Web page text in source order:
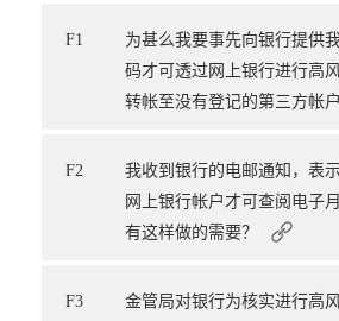
F1
为甚么我要事先向银行提供
码才可透过网上银行进行高
转帐至没有登记的第三方帐户
F2
我收到银行的电邮通知，表
网上银行帐户才可查阅电子
有这样做的需要？
F3
金管局对银行为核实进行高